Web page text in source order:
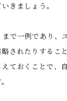
きましょう。
で一例であり、
されたりするこ
ておくことで、